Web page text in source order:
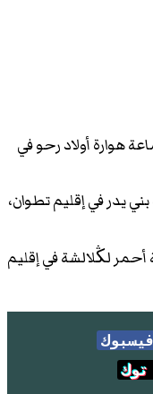
هوارة أولاد رحو في
يدر في إقليم تطوان،
أحمر لڭلالشة في إقليم
فيسبوك